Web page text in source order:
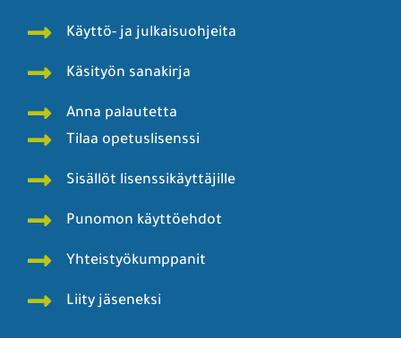
Käyttö- ja julkaisuohjeita
Käsityön sanakirja
Anna palautetta
Tilaa opetuslisenssi
Sisällöt lisenssikäyttäjille
Punomon käyttöehdot
Yhteistyökumppanit
Liity jäseneksi